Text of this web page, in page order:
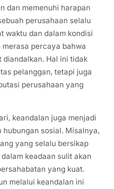
dan memenuhi harapan
perusahaan selalu
waktu dan dalam kondisi
percaya bahwa
Hal ini tidak
pelanggan, tetapi juga
perusahaan yang
keandalan juga menjadi
hubungan sosial. Misalnya,
yang selalu bersikap
keadaan sulit akan
yang kuat.
melalui keandalan ini